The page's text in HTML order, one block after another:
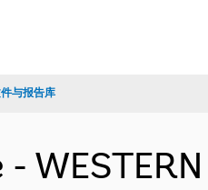
与报告库
-